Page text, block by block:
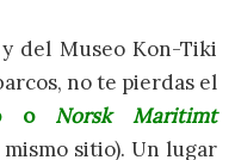
del Museo Kon-Tiki
no te pierdas el
o Norsk Maritimt
sitio). Un lugar